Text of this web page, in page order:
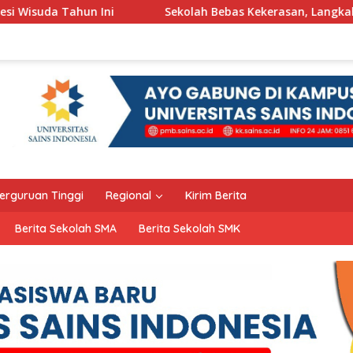
Sekolah Bebas Kekerasan, Langkah Pemkot Kediri
Tinggi Regional Kirim Berita
Berita Sekolah SMA Berita Sekolah SMK